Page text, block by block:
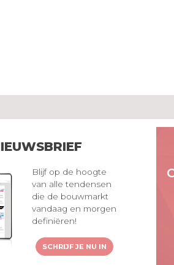
Blijf op de hoogte
van alle tendensen
die de bouwmarkt
vandaag en morgen
definiëren!
SCHRIJF JE NU IN